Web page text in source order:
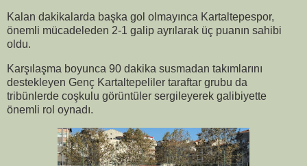
Kalan dakikalarda başka gol olmayınca Kartaltepespor,
önemli mücadeleden 2-1 galip ayrılarak üç puanın sahibi
oldu.
Karşılaşma boyunca 90 dakika susmadan takımlarını
destekleyen Genç Kartaltepeliler taraftar grubu da
tribünlerde coşkulu görüntüler sergileyerek galibiyette
önemli rol oynadı.